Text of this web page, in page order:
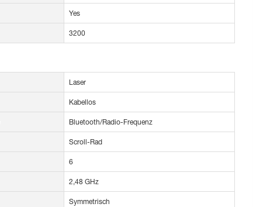
Yes
3200
Laser
Kabellos
Bluetooth/Radio-Frequenz
Scroll-Rad
6
2,48 GHz
Symmetrisch